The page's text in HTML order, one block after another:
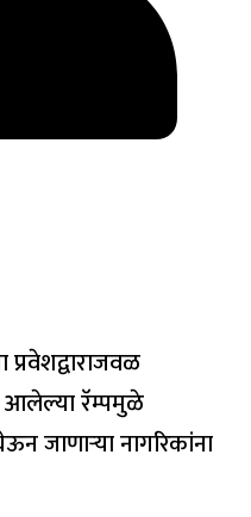
आलेल्या रॅम्पमुळे
जाणाऱ्या नागरिकांना